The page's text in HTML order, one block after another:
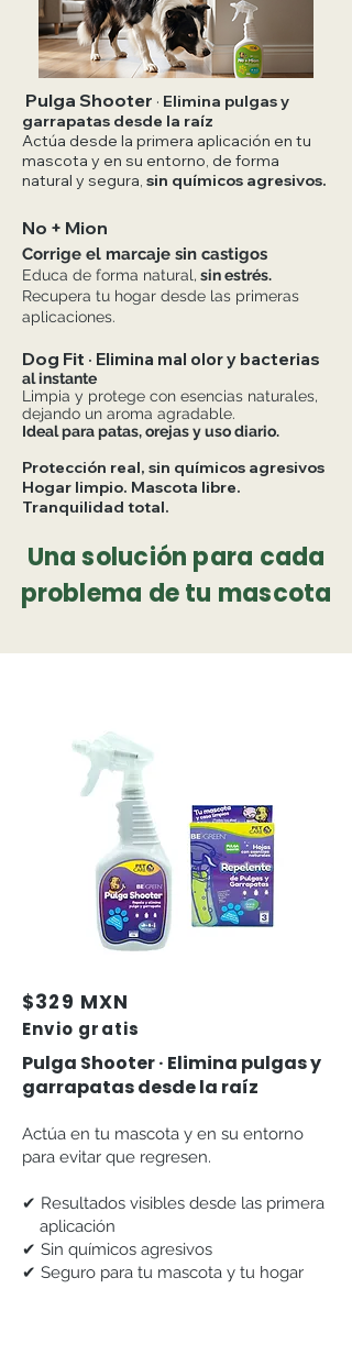
Pulga Shooter · Elimina pulgas y
garrapatas desde la raíz
Actúa desde la primera aplicación en tu
mascota y en su entorno, de forma
natural y segura, sin químicos agresivos.
No + Mion
Corrige el marcaje sin castigos
Educa de forma natural, sin estrés.
Recupera tu hogar desde las primeras
aplicaciones.
Dog Fit · Elimina mal olor y bacterias
al instante
Limpia y protege con esencias naturales,
dejando un aroma agradable.
Ideal para patas, orejas y uso diario.
Protección real, sin químicos agresivos
Hogar limpio. Mascota libre.
Tranquilidad total.
Una solución para cada
problema de tu mascota
$329 MXN
Envio gratis
Pulga Shooter · Elimina pulgas y
garrapatas desde la raíz
Actúa en tu mascota y en su entorno
para evitar que regresen.
✔ Resultados visibles desde las primera
aplicación
✔ Sin químicos agresivos
✔ Seguro para tu mascota y tu hogar